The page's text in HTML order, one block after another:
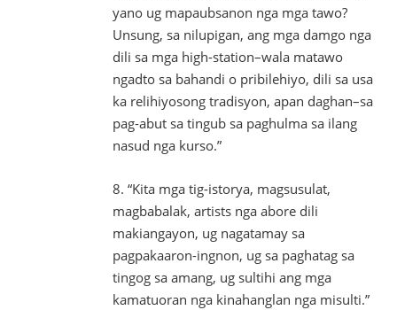
yano ug mapaubsanon nga mga tawo?
Unsung, sa nilupigan, ang mga damgo nga
dili sa mga high-station–wala matawo
ngadto sa bahandi o pribilehiyo, dili sa usa
ka relihiyosong tradisyon, apan daghan–sa
pag-abut sa tingub sa paghulma sa ilang
nasud nga kurso.”
8. “Kita mga tig-istorya, magsusulat,
magbabalak, artists nga abore dili
makiangayon, ug nagatamay sa
pagpakaaron-ingnon, ug sa paghatag sa
tingog sa amang, ug sultihi ang mga
kamatuoran nga kinahanglan nga misulti.”